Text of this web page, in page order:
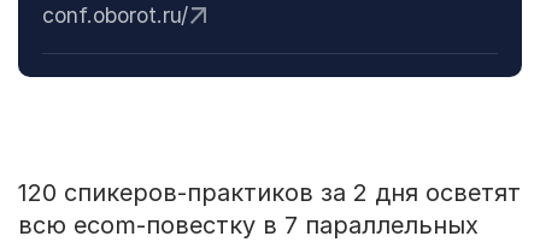
conf.oborot.ru/
120 спикеров-практиков за 2 дня осветят
всю ecom-повестку в 7 параллельных